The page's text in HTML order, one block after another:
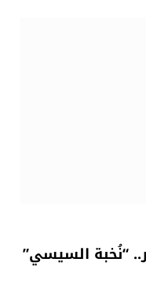
“نُخبة السيسي”